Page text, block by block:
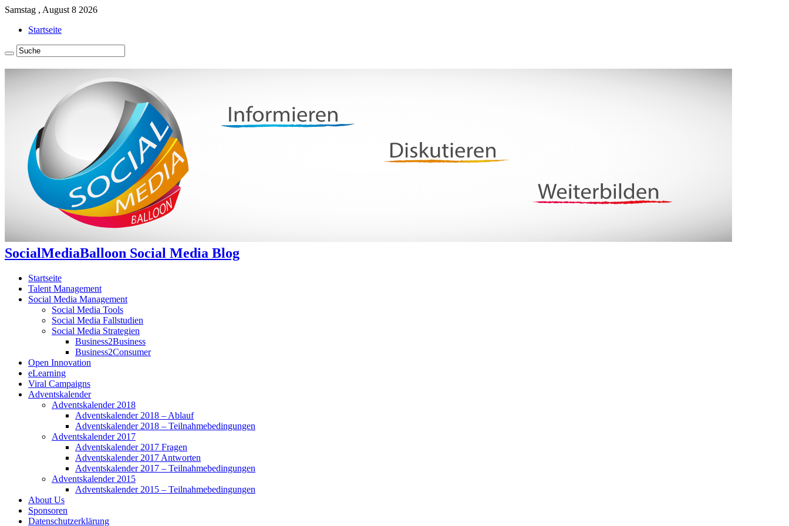
Samstag , August 8 2026
Startseite
SocialMediaBalloon Social Media Blog
Startseite
Talent Management
Social Media Management
Social Media Tools
Social Media Fallstudien
Social Media Strategien
Business2Business
Business2Consumer
Open Innovation
eLearning
Viral Campaigns
Adventskalender
Adventskalender 2018
Adventskalender 2018 – Ablauf
Adventskalender 2018 – Teilnahmebedingungen
Adventskalender 2017
Adventskalender 2017 Fragen
Adventskalender 2017 Antworten
Adventskalender 2017 – Teilnahmebedingungen
Adventskalender 2015
Adventskalender 2015 – Teilnahmebedingungen
About Us
Sponsoren
Datenschutzerklärung